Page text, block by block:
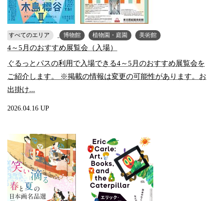
すべてのエリア 博物館 植物園・庭園 美術館
4～5月のおすすめ展覧会（入場）
ぐるっとパスの利用で入場できる4～5月のおすすめ展覧会を
ご紹介します。 ※掲載の情報は変更の可能性があります。お
出掛け...
2026.04.16 UP